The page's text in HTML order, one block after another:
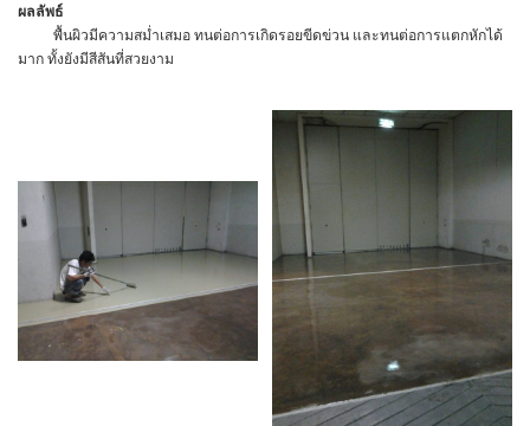
ผลลัพธ์
พื้นผิวมีความสม่ำเสมอ ทนต่อการเกิดรอยขีดข่วน และทนต่อการแตกหักได้
มาก ทั้งยังมีสีสันที่สวยงาม